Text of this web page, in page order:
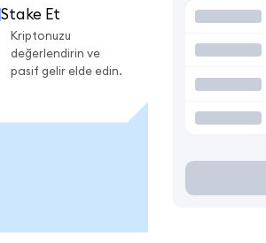
Stake Et
Kriptonuzu
değerlendirin ve
pasif gelir elde edin.